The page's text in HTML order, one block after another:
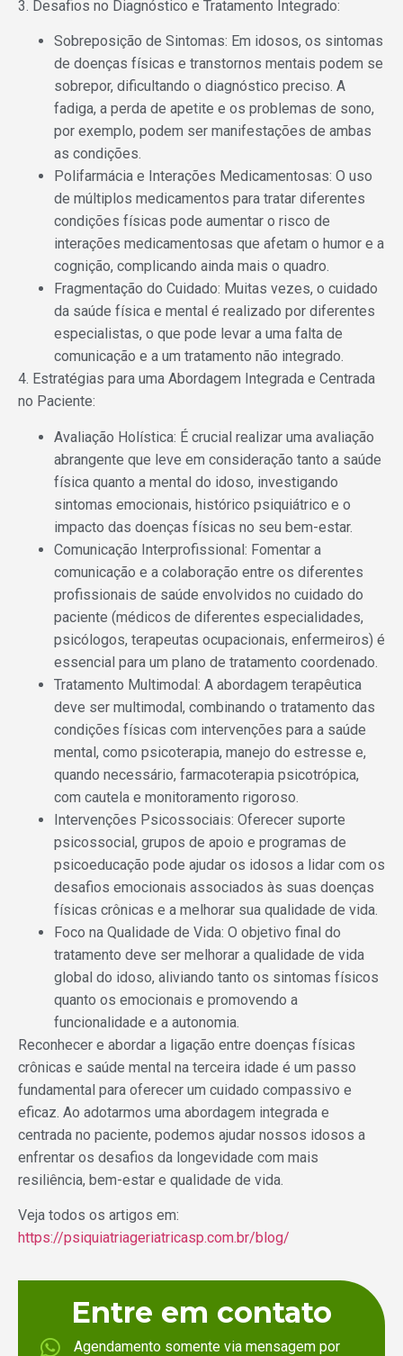
3. Desafios no Diagnóstico e Tratamento Integrado:
Sobreposição de Sintomas: Em idosos, os sintomas
de doenças físicas e transtornos mentais podem se
sobrepor, dificultando o diagnóstico preciso. A
fadiga, a perda de apetite e os problemas de sono,
por exemplo, podem ser manifestações de ambas
as condições.
Polifarmácia e Interações Medicamentosas: O uso
de múltiplos medicamentos para tratar diferentes
condições físicas pode aumentar o risco de
interações medicamentosas que afetam o humor e a
cognição, complicando ainda mais o quadro.
Fragmentação do Cuidado: Muitas vezes, o cuidado
da saúde física e mental é realizado por diferentes
especialistas, o que pode levar a uma falta de
comunicação e a um tratamento não integrado.
4. Estratégias para uma Abordagem Integrada e Centrada
no Paciente:
Avaliação Holística: É crucial realizar uma avaliação
abrangente que leve em consideração tanto a saúde
física quanto a mental do idoso, investigando
sintomas emocionais, histórico psiquiátrico e o
impacto das doenças físicas no seu bem-estar.
Comunicação Interprofissional: Fomentar a
comunicação e a colaboração entre os diferentes
profissionais de saúde envolvidos no cuidado do
paciente (médicos de diferentes especialidades,
psicólogos, terapeutas ocupacionais, enfermeiros) é
essencial para um plano de tratamento coordenado.
Tratamento Multimodal: A abordagem terapêutica
deve ser multimodal, combinando o tratamento das
condições físicas com intervenções para a saúde
mental, como psicoterapia, manejo do estresse e,
quando necessário, farmacoterapia psicotrópica,
com cautela e monitoramento rigoroso.
Intervenções Psicossociais: Oferecer suporte
psicossocial, grupos de apoio e programas de
psicoeducação pode ajudar os idosos a lidar com os
desafios emocionais associados às suas doenças
físicas crônicas e a melhorar sua qualidade de vida.
Foco na Qualidade de Vida: O objetivo final do
tratamento deve ser melhorar a qualidade de vida
global do idoso, aliviando tanto os sintomas físicos
quanto os emocionais e promovendo a
funcionalidade e a autonomia.
Reconhecer e abordar a ligação entre doenças físicas
crônicas e saúde mental na terceira idade é um passo
fundamental para oferecer um cuidado compassivo e
eficaz. Ao adotarmos uma abordagem integrada e
centrada no paciente, podemos ajudar nossos idosos a
enfrentar os desafios da longevidade com mais
resiliência, bem-estar e qualidade de vida.
Veja todos os artigos em:
https://psiquiatriageriatricasp.com.br/blog/
Entre em contato
Agendamento somente via mensagem por